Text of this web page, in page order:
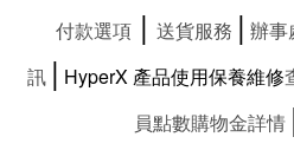
付款選項 | 送貨服務 | 辦事
訊 | HyperX 產品使用保養維修
員點數購物金詳情